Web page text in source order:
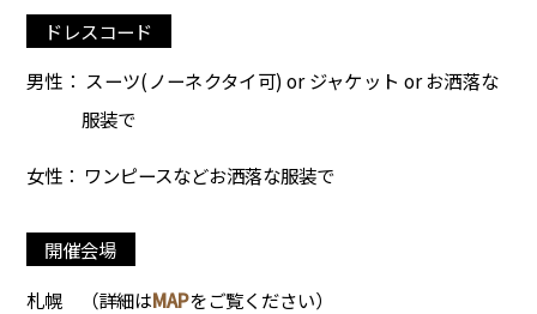
ドレスコード
男性： スーツ(ノーネクタイ可) or ジャケット or お洒落な
服装で
女性： ワンピースなどお洒落な服装で
開催会場
札幌
（詳細はMAPをご覧ください）